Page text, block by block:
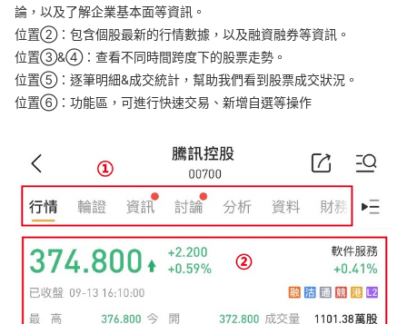
華盛APls
低時延極速交易系統
ECM 股權資本市場服務
FICC 固定收益、外匯和大宗商品服務
關於我們
媒體報導
論，以及了解企業基本面等資訊。
位置②：包含個股最新的行情數據，以及融資融券等資訊。
位置③&④：查看不同時間跨度下的股票走勢。
位置⑤：逐筆明細&成交統計，幫助我們看到股票成交狀況。
位置⑥：功能區，可進行快速交易、新增自選等操作